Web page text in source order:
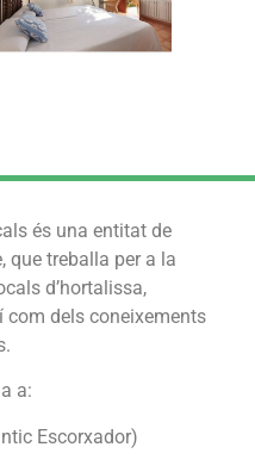
és una entitat de
que treballa per a la
d’hortalissa,
com dels coneixements
a:
Escorxador)